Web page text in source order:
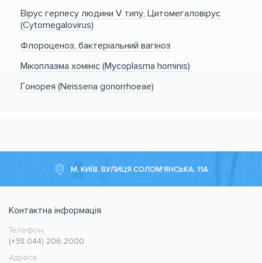
Вірус герпесу людини V типу, Цитомегаловірус
(Cytomegalovirus)
Флороценоз, бактеріальний вагіноз
Мікоплазма хомініс (Mycoplasma hominis)
Гонорея (Neisseria gonorrhoeae)
М. КИЇВ, ВУЛИЦЯ СОЛОМ'ЯНСЬКА, 11А
Контактна інформація
Медичний центр CMC MED
https://cmcmed.clinic
Телефон:
(+38 044) 206 2000
Адреса: